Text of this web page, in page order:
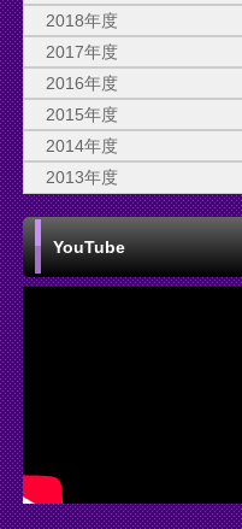
2018年度
2017年度
2016年度
2015年度
2014年度
2013年度
YouTube